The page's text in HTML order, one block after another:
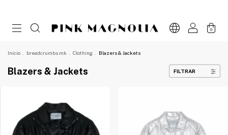
0
Inicio . breadcrumbs.mk . Clothing . Blazers & Jackets
Blazers & Jackets FILTRAR